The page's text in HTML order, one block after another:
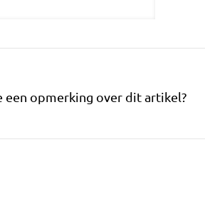
een opmerking over dit artikel?